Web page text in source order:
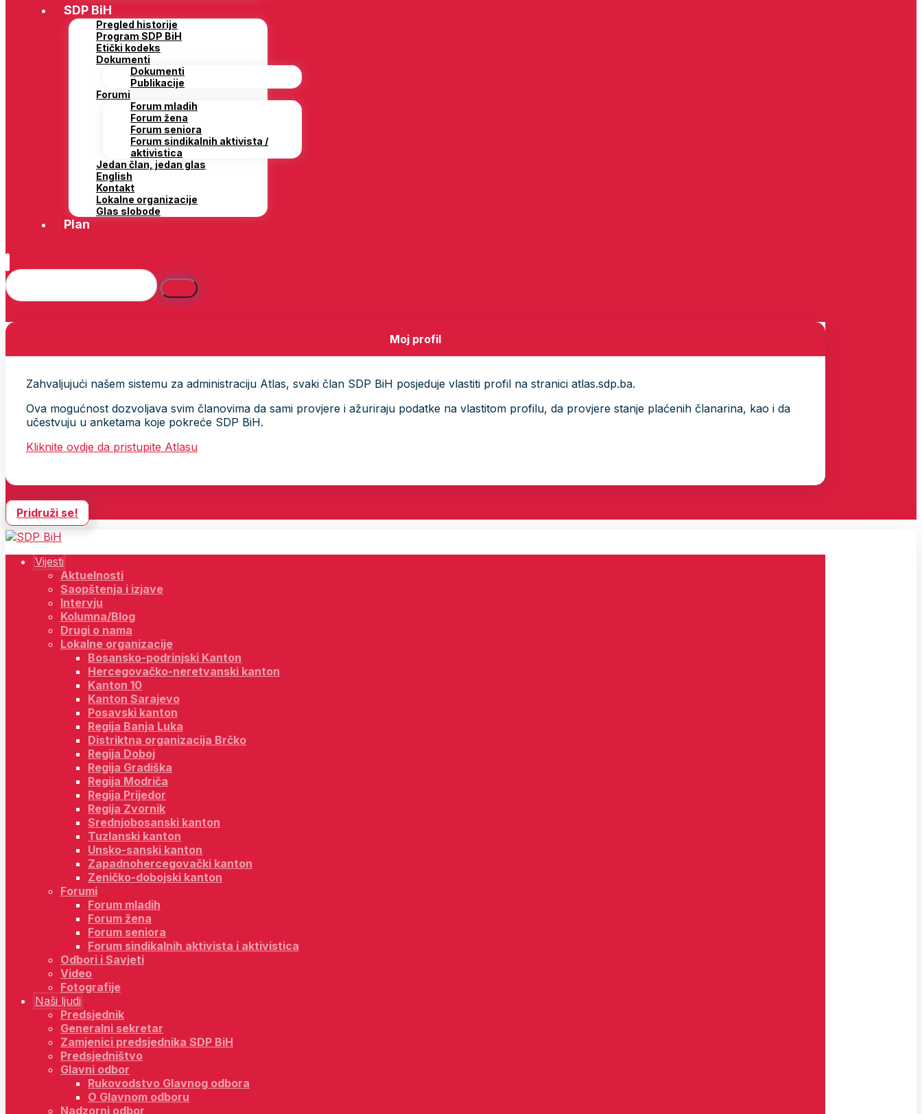
SDP BiH
Pregled historije
Program SDP BiH
Etički kodeks
Dokumenti
Dokumenti
Publikacije
Forumi
Forum mladih
Forum žena
Forum seniora
Forum sindikalnih aktivista /
aktivistica
Jedan član, jedan glas
English
Kontakt
Lokalne organizacije
Glas slobode
Plan
Moj profil
Zahvaljujući našem sistemu za administraciju Atlas, svaki član SDP BiH posjeduje vlastiti profil na stranici atlas.sdp.ba.
Ova mogućnost dozvoljava svim članovima da sami provjere i ažuriraju podatke na vlastitom profilu, da provjere stanje plaćenih članarina, kao i da
učestvuju u anketama koje pokreće SDP BiH.
Kliknite ovdje da pristupite Atlasu
Pridruži se!
Vijesti
Aktuelnosti
Saopštenja i izjave
Intervju
Kolumna/Blog
Drugi o nama
Lokalne organizacije
Bosansko-podrinjski Kanton
Hercegovačko-neretvanski kanton
Kanton 10
Kanton Sarajevo
Posavski kanton
Regija Banja Luka
Distriktna organizacija Brčko
Regija Doboj
Regija Gradiška
Regija Modriča
Regija Prijedor
Regija Zvornik
Srednjobosanski kanton
Tuzlanski kanton
Unsko-sanski kanton
Zapadnohercegovački kanton
Zeničko-dobojski kanton
Forumi
Forum mladih
Forum žena
Forum seniora
Forum sindikalnih aktivista i aktivistica
Odbori i Savjeti
Video
Fotografije
Naši ljudi
Predsjednik
Generalni sekretar
Zamjenici predsjednika SDP BiH
Predsjedništvo
Glavni odbor
Rukovodstvo Glavnog odbora
O Glavnom odboru
Nadzorni odbor